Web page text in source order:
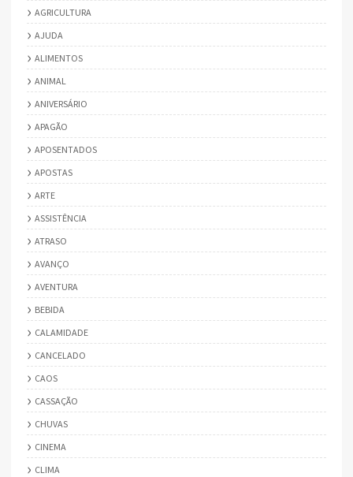
AGRICULTURA
AJUDA
ALIMENTOS
ANIMAL
ANIVERSÁRIO
APAGÃO
APOSENTADOS
APOSTAS
ARTE
ASSISTÊNCIA
ATRASO
AVANÇO
AVENTURA
BEBIDA
CALAMIDADE
CANCELADO
CAOS
CASSAÇÃO
CHUVAS
CINEMA
CLIMA